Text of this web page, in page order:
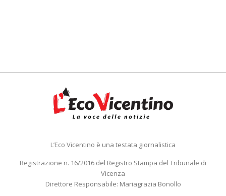
L’Eco Vicentino è una testata giornalistica
Registrazione n. 16/2016 del Registro Stampa del Tribunale di
Vicenza
Direttore Responsabile: Mariagrazia Bonollo